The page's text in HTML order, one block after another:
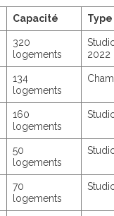
Capacité Type
320
logements
2022
134
logements
160
logements
50
logements
70
logements